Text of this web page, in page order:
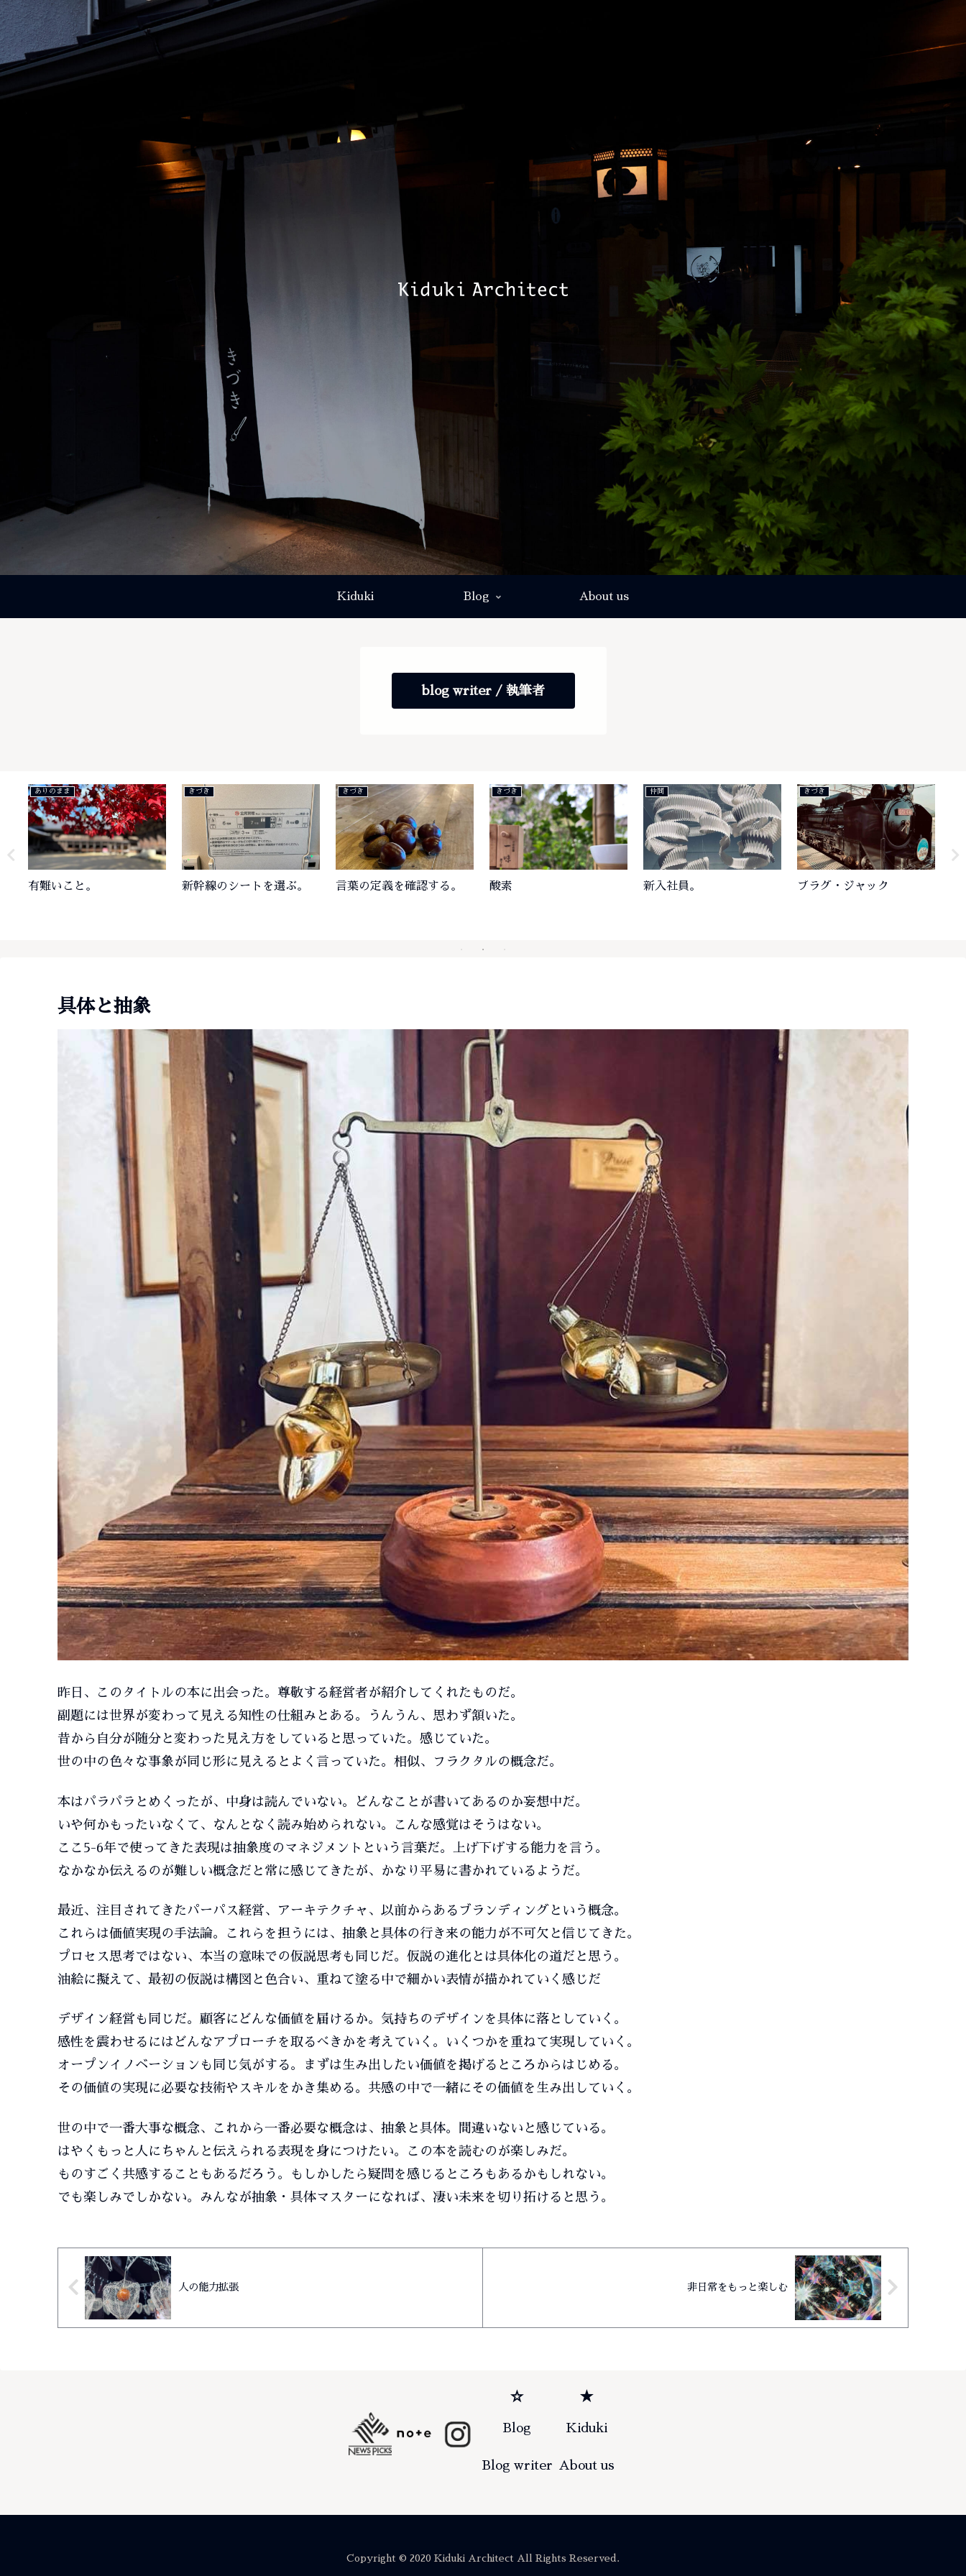
Kiduki Blog About us
blog writer / 執筆者
きづき
新幹線のシートを選ぶ。
きづき
言葉の定義を確認する。
きづき
酸素
仲間
新入社員。
きづき
プラグ・ジャック
楽しみ
とらのあな
具体と抽象
昨日、このタイトルの本に出会った。尊敬する経営者が紹介してくれたものだ。
副題には世界が変わって見える知性の仕組みとある。うんうん、思わず頷いた。
昔から自分が随分と変わった見え方をしていると思っていた。感じていた。
世の中の色々な事象が同じ形に見えるとよく言っていた。相似、フラクタルの概念だ。
本はパラパラとめくったが、中身は読んでいない。どんなことが書いてあるのか妄想中だ。
いや何かもったいなくて、なんとなく読み始められない。こんな感覚はそうはない。
ここ5-6年で使ってきた表現は抽象度のマネジメントという言葉だ。上げ下げする能力を言う。
なかなか伝えるのが難しい概念だと常に感じてきたが、かなり平易に書かれているようだ。
最近、注目されてきたパーパス経営、アーキテクチャ、以前からあるブランディングという概念。
これらは価値実現の手法論。これらを担うには、抽象と具体の行き来の能力が不可欠と信じてきた。
プロセス思考ではない、本当の意味での仮説思考も同じだ。仮説の進化とは具体化の道だと思う。
油絵に擬えて、最初の仮説は構図と色合い、重ねて塗る中で細かい表情が描かれていく感じだ
デザイン経営も同じだ。顧客にどんな価値を届けるか。気持ちのデザインを具体に落としていく。
感性を震わせるにはどんなアプローチを取るべきかを考えていく。いくつかを重ねて実現していく。
オープンイノベーションも同じ気がする。まずは生み出したい価値を掲げるところからはじめる。
その価値の実現に必要な技術やスキルをかき集める。共感の中で一緒にその価値を生み出していく。
世の中で一番大事な概念、これから一番必要な概念は、抽象と具体。間違いないと感じている。
はやくもっと人にちゃんと伝えられる表現を身につけたい。この本を読むのが楽しみだ。
ものすごく共感することもあるだろう。もしかしたら疑問を感じるところもあるかもしれない。
でも楽しみでしかない。みんなが抽象・具体マスターになれば、凄い未来を切り拓けると思う。
人の能力拡張 非日常をもっと楽しむ
☆
Blog
Blog writer
★
Kiduki
About us
Copyright © 2020 Kiduki Architect All Rights Reserved.